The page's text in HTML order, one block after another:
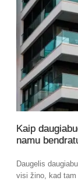
Kaip
namu
Daugelis
visi žino, kad